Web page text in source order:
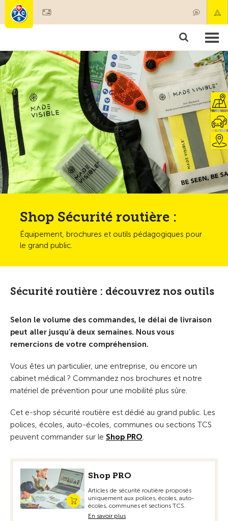
Membres & prestations
Tests, sécurité & santé
Shop Sécurité routière :
Équipement, brochures et outils pédagogiques pour
le grand public.
Sécurité routière : découvrez nos outils
Selon le volume des commandes, le délai de livraison
peut aller jusqu’à deux semaines. Nous vous
remercions de votre compréhension.
Vous êtes un particulier, une entreprise, ou encore un
cabinet médical ? Commandez nos brochures et notre
matériel de prévention pour une mobilité plus sûre.
Cet e-shop sécurité routière est dédié au grand public. Les
polices, écoles, auto-écoles, communes ou sections TCS
peuvent commander sur le Shop PRO.
Shop PRO
Articles de sécurité routière proposés
uniquement aux polices, écoles, auto-
écoles, communes et sections TCS.
En savoir plus